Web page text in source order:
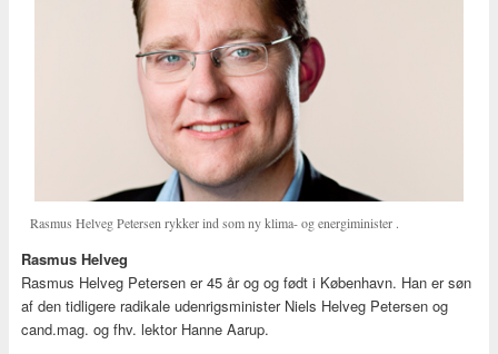
Rasmus Helveg Petersen rykker ind som ny klima- og energiminister .
Rasmus Helveg
Rasmus Helveg Petersen er 45 år og og født i København. Han er søn
af den tidligere radikale udenrigsminister Niels Helveg Petersen og
cand.mag. og fhv. lektor Hanne Aarup.